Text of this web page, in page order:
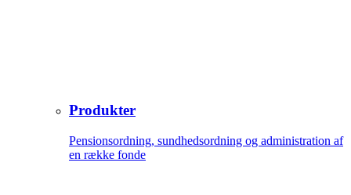
Produkter
Pensionsordning, sundhedsordning og administration af
en række fonde